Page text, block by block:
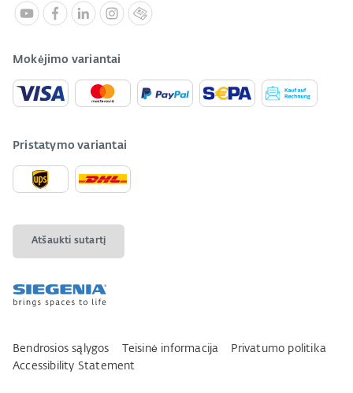
Mokėjimo variantai
Pristatymo variantai
Atšaukti sutartį
Bendrosios sąlygos Teisinė informacija
Privatumo politika
Accessibility Statement